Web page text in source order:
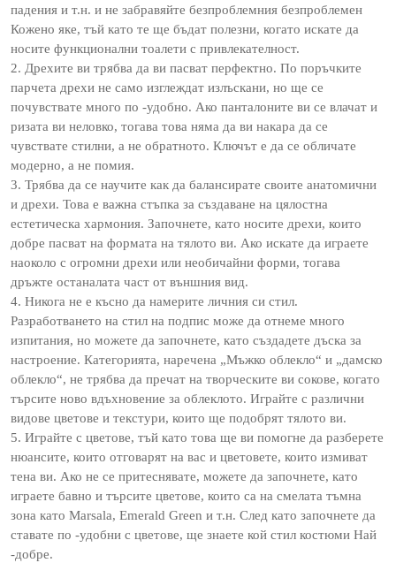
падения и т.н. и не забравяйте безпроблемния безпроблемен
Кожено яке, тъй като те ще бъдат полезни, когато искате да
носите функционални тоалети с привлекателност.
2. Дрехите ви трябва да ви пасват перфектно. По поръчките
парчета дрехи не само изглеждат излъскани, но ще се
почувствате много по -удобно. Ако панталоните ви се влачат и
ризата ви неловко, тогава това няма да ви накара да се
чувствате стилни, а не обратното. Ключът е да се обличате
модерно, а не помия.
3. Трябва да се научите как да балансирате своите анатомични
и дрехи. Това е важна стъпка за създаване на цялостна
естетическа хармония. Започнете, като носите дрехи, които
добре пасват на формата на тялото ви. Ако искате да играете
наоколо с огромни дрехи или необичайни форми, тогава
дръжте останалата част от външния вид.
4. Никога не е късно да намерите личния си стил.
Разработването на стил на подпис може да отнеме много
изпитания, но можете да започнете, като създадете дъска за
настроение. Категорията, наречена „Мъжко облекло“ и „дамско
облекло“, не трябва да пречат на творческите ви сокове, когато
търсите ново вдъхновение за облеклото. Играйте с различни
видове цветове и текстури, които ще подобрят тялото ви.
5. Играйте с цветове, тъй като това ще ви помогне да разберете
нюансите, които отговарят на вас и цветовете, които измиват
тена ви. Ако не се притеснявате, можете да започнете, като
играете бавно и търсите цветове, които са на смелата тъмна
зона като Marsala, Emerald Green и т.н. След като започнете да
ставате по -удобни с цветове, ще знаете кой стил костюми Най
-добре.